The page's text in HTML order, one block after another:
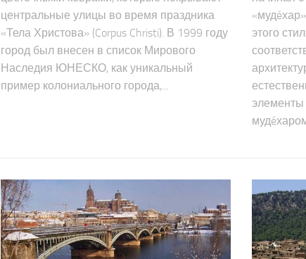
центральные улицы во время праздника
«Тела Христова» (Corpus Christi). В 1999 году
город был внесен в список Мирового
Наследия ЮНЕСКО, как уникальный
пример колониального города,...
этого
элементы